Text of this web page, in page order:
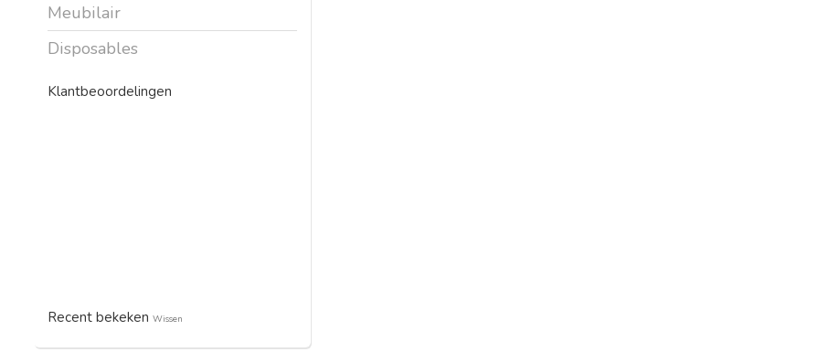
Meubilair
Disposables
Klantbeoordelingen
Recent bekeken Wissen